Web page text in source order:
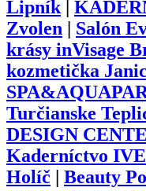
Lipník|
Zvolen
Salón
krásy inVisage
kozmetička
Turčianske
DESIGN
Kaderníctvo
Holíč
Beauty